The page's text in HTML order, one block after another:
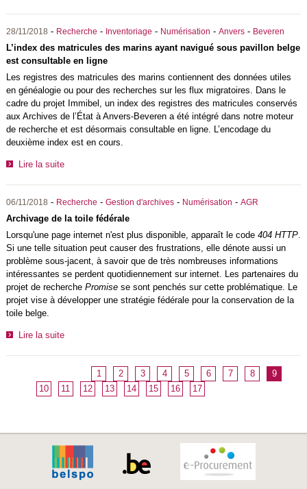
28/11/2018 - Recherche - Inventoriage - Numérisation - Anvers- Beveren
L’index des matricules des marins ayant navigué sous pavillon belge
est consultable en ligne
Les registres des matricules des marins contiennent des données utiles
en généalogie ou pour des recherches sur les flux migratoires. Dans le
cadre du projet Immibel, un index des registres des matricules conservés
aux Archives de l’État à Anvers-Beveren a été intégré dans notre moteur
de recherche et est désormais consultable en ligne. L’encodage du
deuxième index est en cours.
Lire la suite
06/11/2018 - Recherche - Gestion d'archives- Numérisation - AGR
Archivage de la toile fédérale
Lorsqu'une page internet n'est plus disponible, apparaît le code 404 HTTP.
Si une telle situation peut causer des frustrations, elle dénote aussi un
problème sous-jacent, à savoir que de très nombreuses informations
intéressantes se perdent quotidiennement sur internet. Les partenaires du
projet de recherche Promise se sont penchés sur cette problématique. Le
projet vise à développer une stratégie fédérale pour la conservation de la
toile belge.
Lire la suite
1 2 3 4 5 6 7 8
9
10
11 12 13 14 15 16 17